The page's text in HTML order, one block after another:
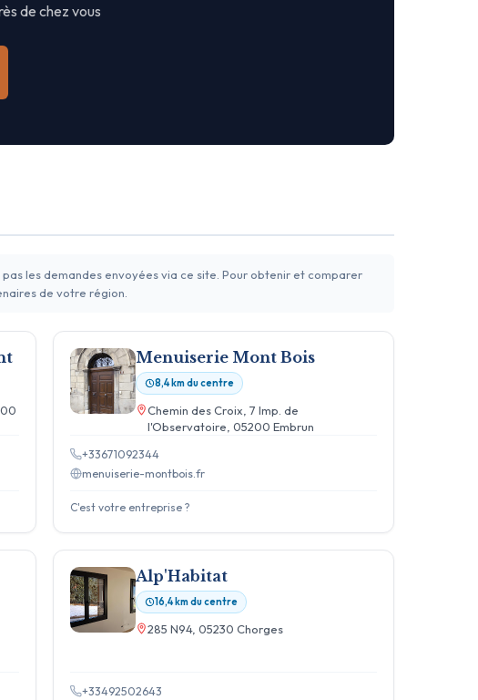
de chez vous
les demandes envoyées via ce site. Pour obtenir et comparer
de votre région.
Menuiserie Mont Bois
8,4 km du centre
Chemin des Croix, 7 Imp. de
l'Observatoire, 05200 Embrun
+33671092344
menuiserie-montbois.fr
C'est votre entreprise ?
Alp'Habitat
16,4 km du centre
285 N94, 05230 Chorges
+33492502643